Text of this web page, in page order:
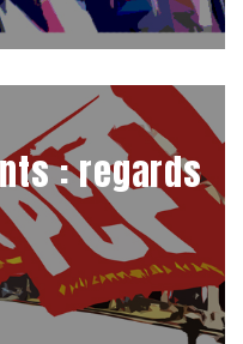
: regards